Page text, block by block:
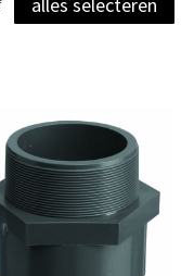
alles selecteren